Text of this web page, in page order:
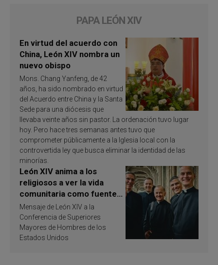
PAPA LEÓN XIV
En virtud del acuerdo con
China, León XIV nombra un
nuevo obispo
Mons. Chang Yanfeng, de 42
años, ha sido nombrado en virtud
del Acuerdo entre China y la Santa
Sede para una diócesis que
llevaba veinte años sin pastor. La ordenación tuvo lugar
hoy. Pero hace tres semanas antes tuvo que
comprometer públicamente a la Iglesia local con la
controvertida ley que busca eliminar la identidad de las
minorías.
León XIV anima a los
religiosos a ver la vida
comunitaria como fuente
de inspiración y
santificación
Mensaje de León XIV a la
Conferencia de Superiores
Mayores de Hombres de los
Estados Unidos